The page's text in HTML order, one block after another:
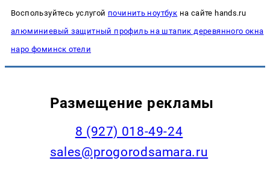
Воспользуйтесь услугой починить ноутбук на сайте hands.ru
алюминиевый защитный профиль на штапик деревянного окна
наро фоминск отели
Размещение рекламы
8 (927) 018-49-24
sales@progorodsamara.ru